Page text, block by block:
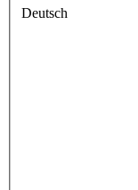
Deutsch